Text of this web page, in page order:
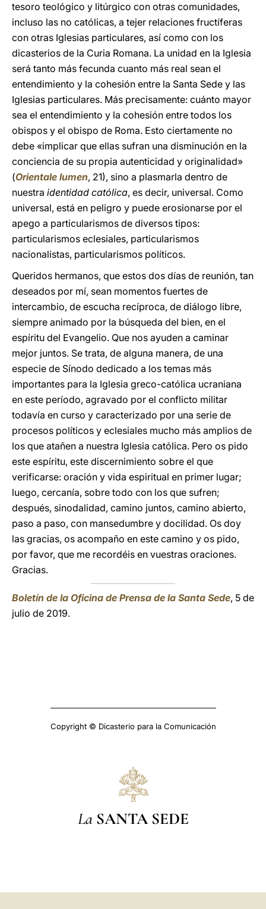
tesoro teológico y litúrgico con otras comunidades,
incluso las no católicas, a tejer relaciones fructíferas
con otras Iglesias particulares, así como con los
dicasterios de la Curia Romana. La unidad en la Iglesia
será tanto más fecunda cuanto más real sean el
entendimiento y la cohesión entre la Santa Sede y las
Iglesias particulares. Más precisamente: cuánto mayor
sea el entendimiento y la cohesión entre todos los
obispos y el obispo de Roma. Esto ciertamente no
debe «implicar que ellas sufran una disminución en la
conciencia de su propia autenticidad y originalidad»
(Orientale lumen, 21), sino a plasmarla dentro de
nuestra identidad católica, es decir, universal. Como
universal, está en peligro y puede erosionarse por el
apego a particularismos de diversos tipos:
particularismos eclesiales, particularismos
nacionalistas, particularismos políticos.
Queridos hermanos, que estos dos días de reunión, tan
deseados por mí, sean momentos fuertes de
intercambio, de escucha recíproca, de diálogo libre,
siempre animado por la búsqueda del bien, en el
espíritu del Evangelio. Que nos ayuden a caminar
mejor juntos. Se trata, de alguna manera, de una
especie de Sínodo dedicado a los temas más
importantes para la Iglesia greco-católica ucraniana
en este período, agravado por el conflicto militar
todavía en curso y caracterizado por una serie de
procesos políticos y eclesiales mucho más amplios de
los que atañen a nuestra Iglesia católica. Pero os pido
este espíritu, este discernimiento sobre el que
verificarse: oración y vida espiritual en primer lugar;
luego, cercanía, sobre todo con los que sufren;
después, sinodalidad, camino juntos, camino abierto,
paso a paso, con mansedumbre y docilidad. Os doy
las gracias, os acompaño en este camino y os pido,
por favor, que me recordéis en vuestras oraciones.
Gracias.
Boletín de la Oficina de Prensa de la Santa Sede, 5 de
julio de 2019.
Copyright © Dicasterio para la Comunicación
La SANTA SEDE